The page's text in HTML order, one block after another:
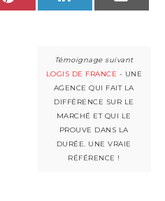
LOGIS DE FRANCE - UNE
AGENCE QUI FAIT LA
DIFFÉRENCE SUR LE
MARCHÉ ET QUI LE
PROUVE DANS LA
DURÉE. UNE VRAIE
RÉFÉRENCE !